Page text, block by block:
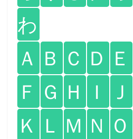
わ
Ａ Ｂ Ｃ Ｄ Ｅ
Ｆ Ｇ Ｈ Ｉ
Ｊ
Ｋ Ｌ Ｍ Ｎ Ｏ